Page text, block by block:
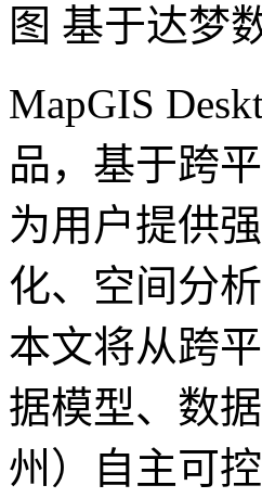
图 基于达梦
MapGIS
品，基于跨
为用户提供
化、空间分
本文将从跨
据模型、数
州）自主可